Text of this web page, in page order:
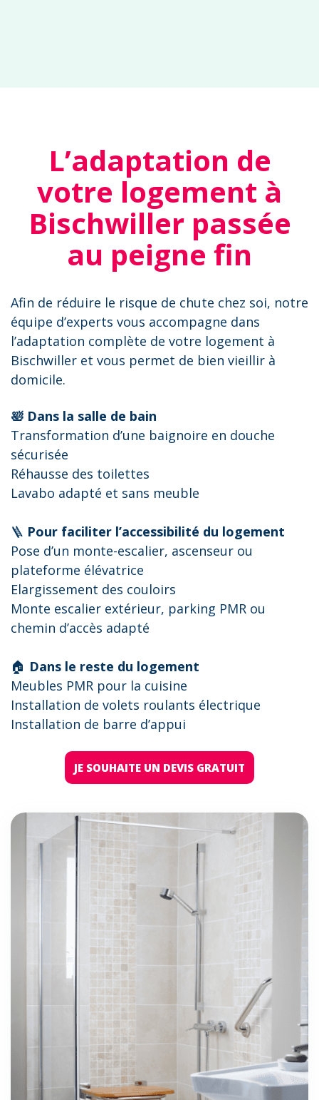
L’adaptation de
votre logement à
Bischwiller passée
au peigne fin
Afin de réduire le risque de chute chez soi, notre
équipe d’experts vous accompagne dans
l’adaptation complète de votre logement à
Bischwiller et vous permet de bien vieillir à
domicile.
🛀 Dans la salle de bain
Transformation d’une baignoire en douche
sécurisée
Réhausse des toilettes
Lavabo adapté et sans meuble
🪜 Pour faciliter l’accessibilité du logement
Pose d’un monte-escalier, ascenseur ou
plateforme élévatrice
Elargissement des couloirs
Monte escalier extérieur, parking PMR ou
chemin d’accès adapté
🏠 Dans le reste du logement
Meubles PMR pour la cuisine
Installation de volets roulants électrique
Installation de barre d’appui
JE SOUHAITE UN DEVIS GRATUIT